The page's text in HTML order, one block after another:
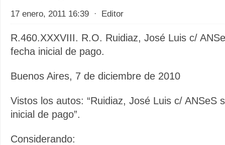
17 enero, 2011 16:39 ⋅ Editor
R.460.XXXVIII. R.O. Ruidiaz, José Luis c/
fecha inicial de pago.
Buenos Aires, 7 de diciembre de 2010
Vistos los autos: “Ruidiaz, José Luis c/ ANSeS
inicial de pago”.
Considerando: